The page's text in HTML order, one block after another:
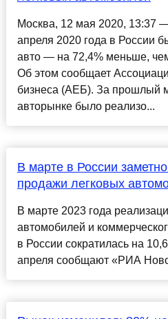
Москва, 12 мая 2020, 13:37
апреля 2020 года в России
авто — на 72,4% меньше,
Об этом сообщает
бизнеса (АЕБ). За прошлый
авторынке было реализо...
В марте в России
продажи легковых
В марте 2023 года
автомобилей и
в России сократилась на
апреля сообщают «РИА